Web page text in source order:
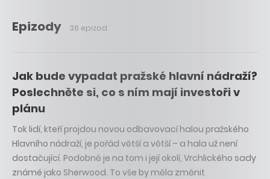
Epizody 36 epizod
Jak bude vypadat pražské hlavní nádraží?
Poslechněte si, co s ním mají investoři v
plánu
Tok lidí, kteří projdou novou odbavovací halou pražského
Hlavního nádraží, je pořád větší a větší – a hala už není
dostačující. Podobně je na tom i její okolí, Vrchlického sady
známé jako Sherwood. To vše by měla změnit